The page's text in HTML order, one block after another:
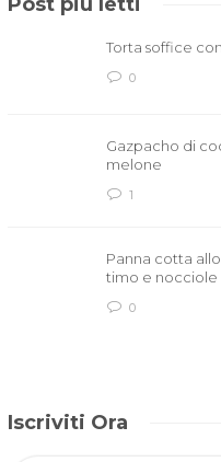
Torta soffice
0
Gazpacho di
melone
1
Panna cotta
timo e nocciole
0
Iscriviti Ora